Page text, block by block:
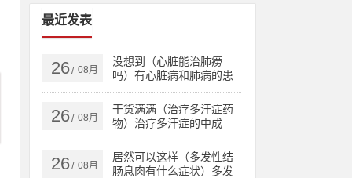
最近发表
26/ 08月
没想到（心脏能治肺痨
吗）有心脏病和肺病的患
者，治多种心脏病、肺结
核、肺病，
26/ 08月
干货满满（治疗多汗症药
物）治疗多汗症的中成
药，治多汗症验方，
26/ 08月
居然可以这样（多发性结
肠息肉有什么症状）多发